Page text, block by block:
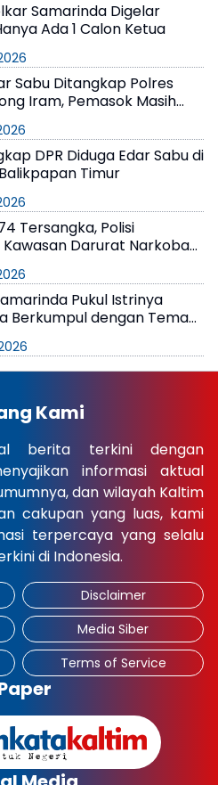
Samarinda Digelar
Ada 1 Calon Ketua
Sabu Ditangkap Polres
Iram, Pemasok Masih
DPR Diduga Edar Sabu di
Timur
Tersangka, Polisi
Darurat Narkoba
Pukul Istrinya
Berkumpul dengan Teman
Kami
berita terkini dengan
informasi aktual
dan wilayah Kaltim
cakupan yang luas, kami
terpercaya yang selalu
di Indonesia.
Disclaimer
Media Siber
Terms of Service